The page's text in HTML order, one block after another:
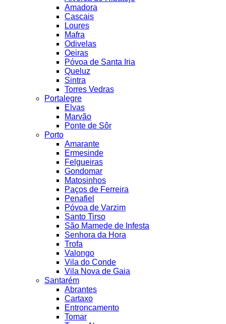
Amadora
Cascais
Loures
Mafra
Odivelas
Oeiras
Póvoa de Santa Iria
Queluz
Sintra
Torres Vedras
Portalegre
Elvas
Marvão
Ponte de Sôr
Porto
Amarante
Ermesinde
Felgueiras
Gondomar
Matosinhos
Paços de Ferreira
Penafiel
Póvoa de Varzim
Santo Tirso
São Mamede de Infesta
Senhora da Hora
Trofa
Valongo
Vila do Conde
Vila Nova de Gaia
Santarém
Abrantes
Cartaxo
Entroncamento
Tomar